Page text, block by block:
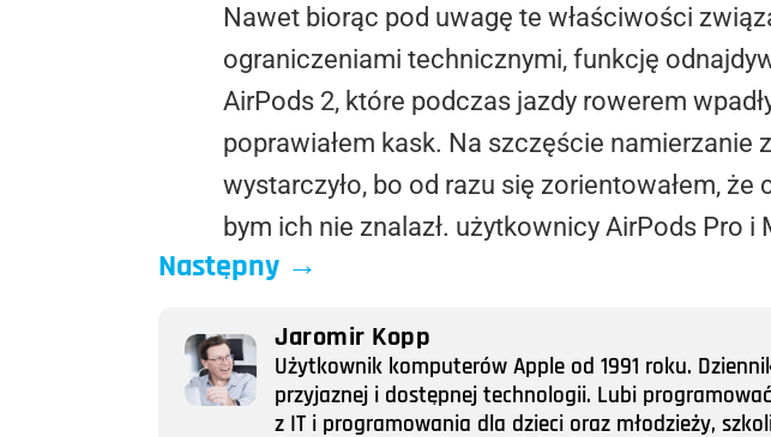
Nawet biorąc pod uwagę te właściwości
ograniczeniami technicznymi, funkcję
AirPods 2, które podczas jazdy rowerem
poprawiałem kask. Na szczęście namierzanie
wystarczyło, bo od razu się zorientowałem,
bym ich nie znalazł. użytkownicy AirPods Pro
Następny →
Jaromir Kopp
Użytkownik komputerów Apple od 1991 roku.
przyjaznej i dostępnej technologii. Lubi
z IT i programowania dla dzieci oraz młodzieży,